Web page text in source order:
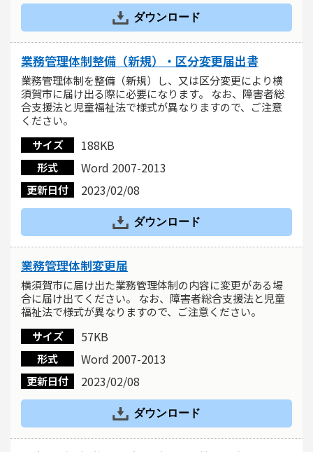
ダウンロード
業務管理体制整備（新規）・区分変更届出書
業務管理体制を整備（新規）し、又は区分変更により横
須賀市に届け出る際に必要になります。 なお、障害者総
合支援法と児童福祉法で様式が異なりますので、ご注意
ください。
サイズ
188KB
形式 Word 2007-2013
更新日付 2023/02/08
ダウンロード
業務管理体制変更届
横須賀市に届け出た業務管理体制の内容に変更がある場
合に届け出てください。 なお、障害者総合支援法と児童
福祉法で様式が異なりますので、ご注意ください。
サイズ
57KB
形式 Word 2007-2013
更新日付 2023/02/08
ダウンロード